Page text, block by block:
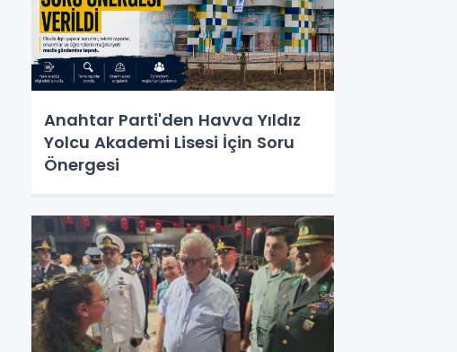
Anahtar Parti'den Havva Yıldız
Yolcu Akademi Lisesi İçin Soru
Önergesi